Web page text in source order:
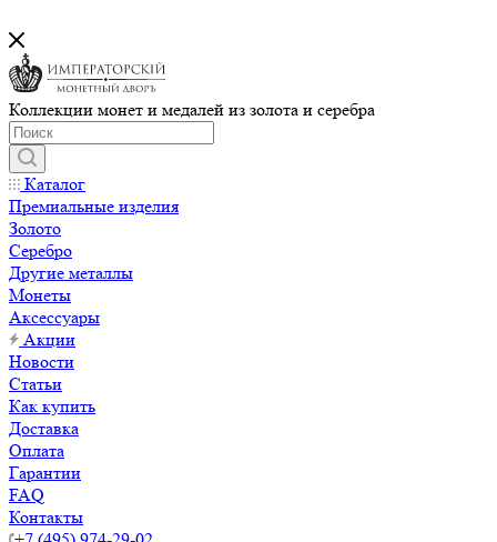
Коллекции монет и медалей из золота и серебра
Каталог
Премиальные изделия
Золото
Серебро
Другие металлы
Монеты
Аксессуары
Акции
Новости
Статьи
Как купить
Доставка
Оплата
Гарантии
FAQ
Контакты